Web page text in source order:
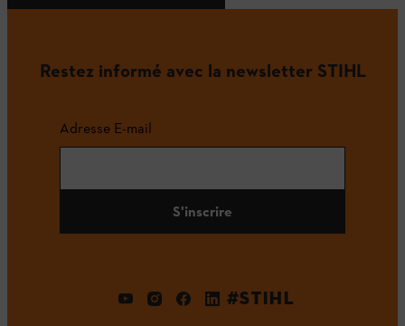
Restez informé avec la newsletter STIHL
Adresse E-mail
S'inscrire
#STIHL